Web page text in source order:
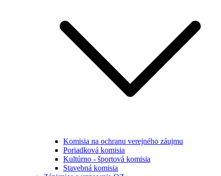
Komisia na ochranu verejného záujmu
Poriadková komisia
Kultúrno - športová komisia
Stavebná komisia